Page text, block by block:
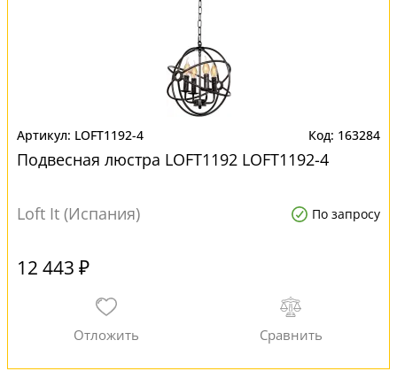
LOFT1192-4 163284
Подвесная люстра LOFT1192 LOFT1192-4
Loft It (Испания) По запросу
12 443 ₽